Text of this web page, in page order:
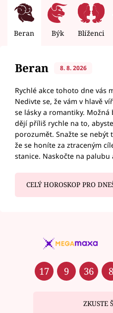
Beran Býk Blíženci
Beran 8. 8. 2026
Rychlé akce tohoto dne vás
Nedivte se, že vám v hlavě
se lásky a romantiky.
dějí příliš rychle na to,
porozumět. Snažte se
že se honíte za ztraceným
stanice. Naskočte na
CELÝ HOROSKOP PRO
17 9 36 8
ZKUSTE